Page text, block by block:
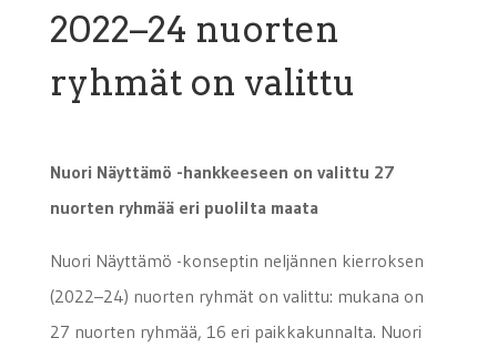
2022–24 nuorten
ryhmät on valittu
Nuori Näyttämö -hankkeeseen on valittu 27
nuorten ryhmää eri puolilta maata
Nuori Näyttämö -konseptin neljännen kierroksen
(2022–24) nuorten ryhmät on valittu: mukana on
27 nuorten ryhmää, 16 eri paikkakunnalta. Nuori